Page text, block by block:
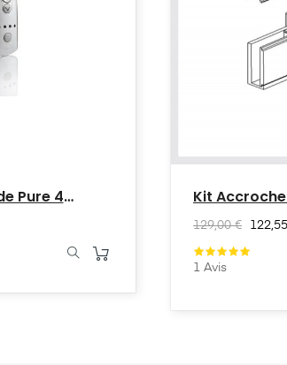
Pure 4
Kit Accroche
129,00 €
1 Avis